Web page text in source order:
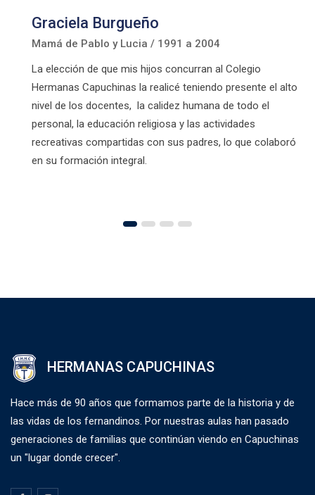
Graciela Burgueño
Mamá de Pablo y Lucia / 1991 a 2004
La elección de que mis hijos concurran al Colegio
Hermanas Capuchinas la realicé teniendo presente el alto
nivel de los docentes, la calidez humana de todo el
personal, la educación religiosa y las actividades
recreativas compartidas con sus padres, lo que colaboró
en su formación integral.
HERMANAS CAPUCHINAS
Hace más de 90 años que formamos parte de la historia y de
las vidas de los fernandinos. Por nuestras aulas han pasado
generaciones de familias que continúan viendo en Capuchinas
un "lugar donde crecer".